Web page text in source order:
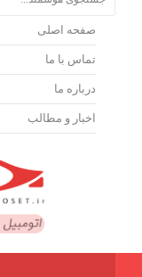
صفحه اصلی
تماس با ما
درباره ما
اخبار و مطالب